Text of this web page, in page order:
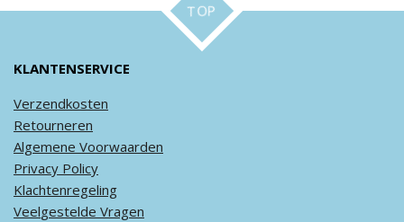
TOP
KLANTENSERVICE
Verzendkosten
Retourneren
Algemene Voorwaarden
Privacy Policy
Klachtenregeling
Veelgestelde Vragen